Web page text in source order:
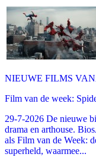
NIEUWE FILMS
Film van de week:
29-7-2026 De nieuwe
drama en arthouse.
als Film van de Week:
superheld, waarmee...